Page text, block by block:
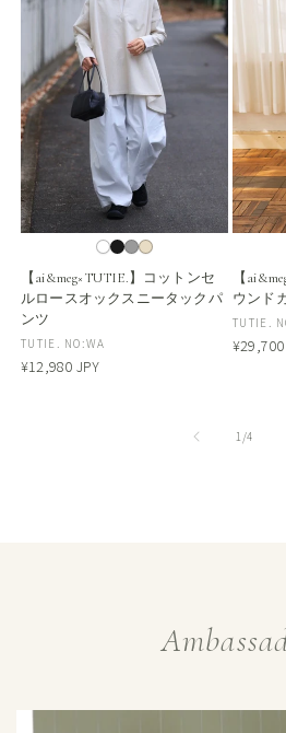
【ai&meg×TUTIE.】コットンセ
ルロースオックスニータックパ
ンツ
販
売
TUTIE. NO:WA
通
¥12,980 JPY
【
ウンド
販
売
TUTIE.
通
¥29,700
1/の
4